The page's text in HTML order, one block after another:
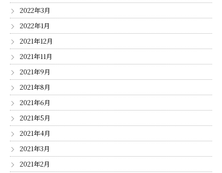
2022年3月
2022年1月
2021年12月
2021年11月
2021年9月
2021年8月
2021年6月
2021年5月
2021年4月
2021年3月
2021年2月